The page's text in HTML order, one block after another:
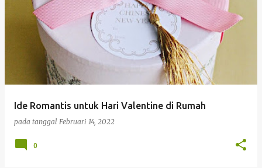
Ide Romantis untuk Hari Valentine di Rumah
pada tanggal Februari 14, 2022
0